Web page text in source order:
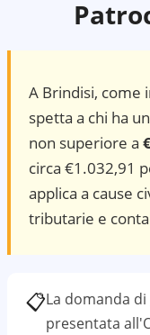
A Brindisi, come
spetta a chi ha
non superiore a
circa €1.032,91
applica a cause
tributarie e
📋La domanda
presentata